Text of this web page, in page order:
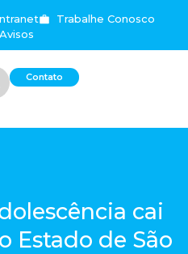
Trabalhe Conosco
Avisos
Contato
cai
Estado de São